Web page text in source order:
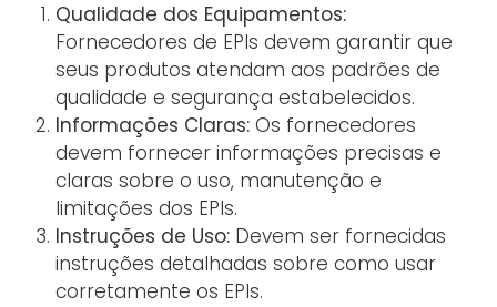
Qualidade dos Equipamentos:
Fornecedores de EPIs devem garantir que
seus produtos atendam aos padrões de
qualidade e segurança estabelecidos.
Informações Claras: Os fornecedores
devem fornecer informações precisas e
claras sobre o uso, manutenção e
limitações dos EPIs.
Instruções de Uso: Devem ser fornecidas
instruções detalhadas sobre como usar
corretamente os EPIs.